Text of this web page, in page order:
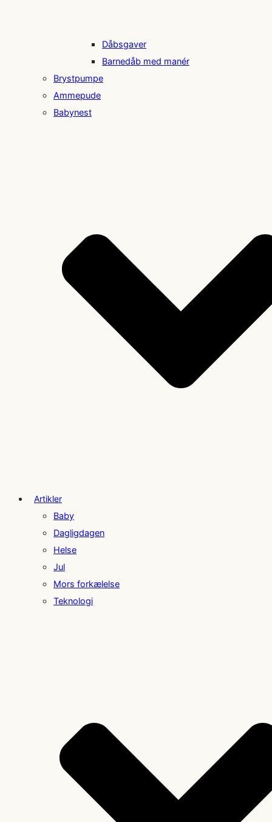
Dåbsgaver
Barnedåb med manér
Brystpumpe
Ammepude
Babynest
Artikler
Baby
Dagligdagen
Helse
Jul
Mors forkælelse
Teknologi